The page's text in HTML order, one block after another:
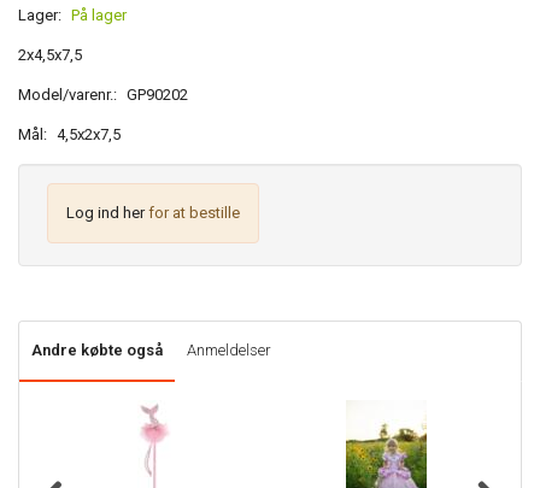
Lager: På lager
2x4,5x7,5
Model/varenr.: GP90202
Mål: 4,5x2x7,5
Log ind herfor at bestille
Andre købte også Anmeldelser